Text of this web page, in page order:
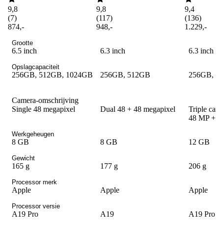
9,8
(7)
874,-
9,8
(117)
948,-
9,4
(136)
1.229,-
Grootte
6.5 inch 6.3 inch 6.3 inch
Opslagcapaciteit
256GB, 512GB, 1024GB 256GB, 512GB 256GB,
Camera-omschrijving
Single 48 megapixel
Dual 48 + 48 megapixel
Triple
48 MP +
Werkgeheugen
8 GB 8 GB 12 GB
Gewicht
165 g 177 g 206 g
Processor merk
Apple Apple Apple
Processor versie
A19 Pro A19
A19 Pro